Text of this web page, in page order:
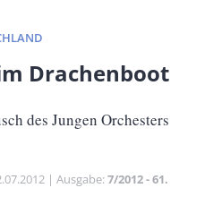
Drachenboot
des Jungen Orchesters
Ausgabe 7/2012 - 61.